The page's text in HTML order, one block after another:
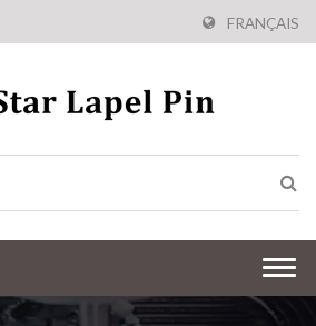
FRANÇAIS